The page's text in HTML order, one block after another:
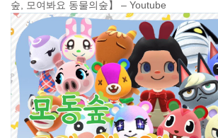
숲, 모여봐요 동물의숲】 – Youtube